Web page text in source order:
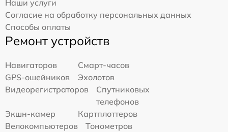
Наши услуги
Согласие на обработку персональных данных
Способы оплаты
Ремонт устройств
Навигаторов
Смарт-часов
GPS-ошейников
Эхолотов
Видеорегистраторов
Спутниковых
телефонов
Экшн-камер
Картплоттеров
Велокомпьютеров
Тонометров